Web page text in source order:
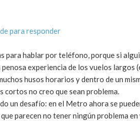
para responder
para hablar por teléfono, porque si
experiencia de los vuelos largos
husos horarios y dentro de un
cortos no creo que sean problema.
un desafío: en el Metro ahora se
parecen no tener ningún problema